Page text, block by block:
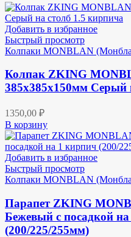
Добавить в избранное
Быстрый просмотр
Колпаки MONBLAN
Колпак ZKING
385х385х150мм Серый
1350,00 ₽
В корзину
Добавить в избранное
Быстрый просмотр
Колпаки MONBLAN
Парапет ZKING
Бежевый с посадкой
(200/225/255мм)